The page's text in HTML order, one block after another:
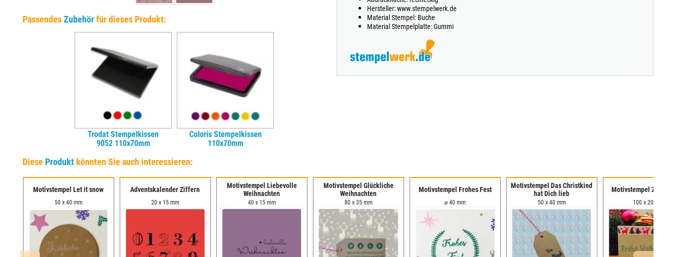
PassendesZubehörfür dieses Produkt:
Trodat Stempelkissen
9052 110x70mm
Coloris Stempelkissen
110x70mm
Hersteller: www.stempelwerk.de
Material Stempel: Buche
Material Stempelplatte: Gummi
Diese Produktkönnten Sie auch interessieren:
Motivstempel Let it snow
50 x 40 mm
Adventskalender Ziffern
20 x 15 mm
Motivstempel Liebevolle
Weihnachten
40 x 15 mm
Motivstempel Glückliche
Weihnachten
80 x 35 mm
Motivstempel Frohes Fest
⌀ 40 mm
Motivstempel Das Christkind
hat Dich lieb
50 x 40 mm
Motivstempel
100 x 20 mm